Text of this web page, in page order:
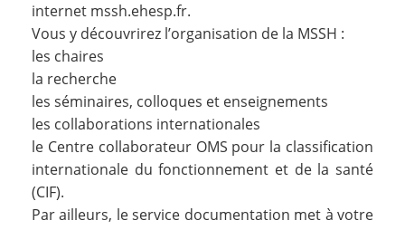
internet mssh.ehesp.fr.
Vous y découvrirez l’organisation de la MSSH :
les chaires
la recherche
les séminaires, colloques et enseignements
les collaborations internationales
le Centre collaborateur OMS pour la classification
internationale du fonctionnement et de la santé
(CIF).
Par ailleurs, le service documentation met à votre